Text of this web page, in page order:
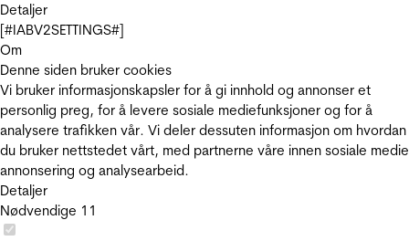
Detaljer
[#IABV2SETTINGS#]
Om
Denne siden bruker cookies
Vi bruker informasjonskapsler for å gi innhold og annonser et
personlig preg, for å levere sosiale mediefunksjoner og for å
analysere trafikken vår. Vi deler dessuten informasjon om hvordan
du bruker nettstedet vårt, med partnerne våre innen sosiale
annonsering og analysearbeid.
Detaljer
Nødvendige 11